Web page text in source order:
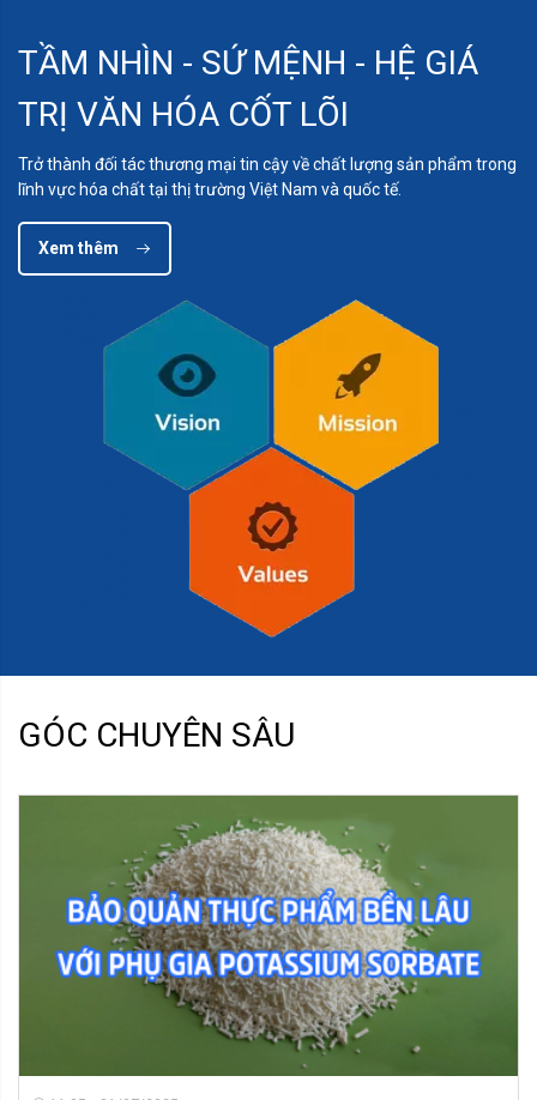
TẦM NHÌN - SỨ MỆNH - HỆ GIÁ
TRỊ VĂN HÓA CỐT LÕI
Trở thành đối tác thương mại tin cậy về chất lượng sản phẩm trong
lĩnh vực hóa chất tại thị trường Việt Nam và quốc tế.
Xem thêm
GÓC CHUYÊN SÂU